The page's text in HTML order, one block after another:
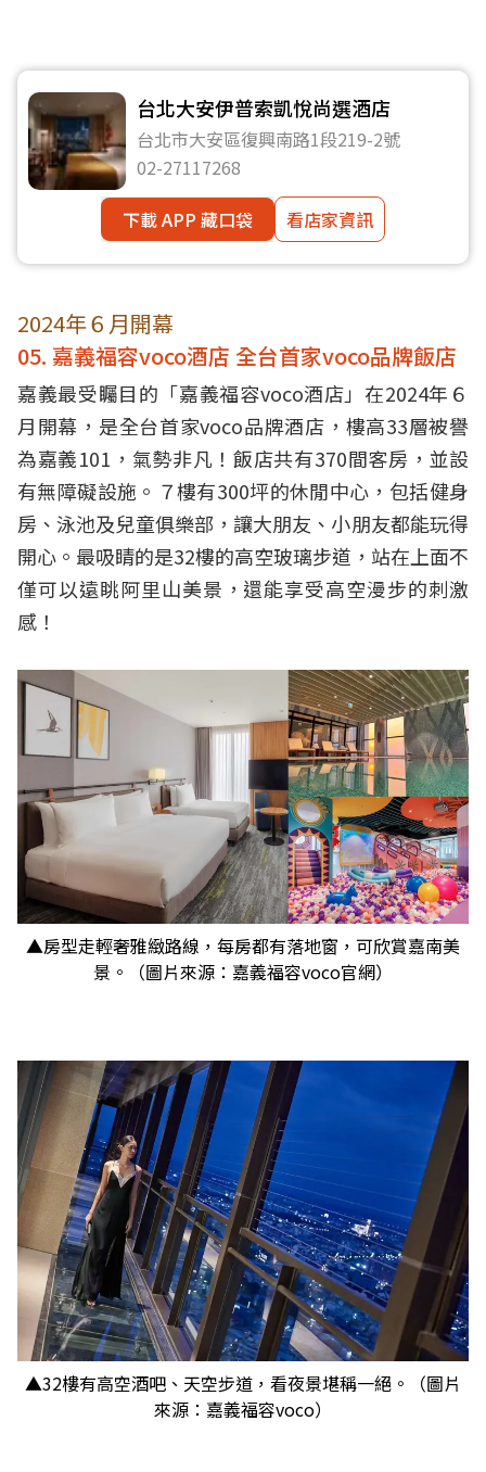
台北大安伊普索凱悅尚選酒店
台北市大安區復興南路1段219-2號
02-27117268
下載 APP 藏口袋
看店家資訊
2024年６月開幕
05. 嘉義福容voco酒店 全台首家voco品牌飯店
嘉義最受矚目的「嘉義福容voco酒店」在2024年６
月開幕，是全台首家voco品牌酒店，樓高33層被譽
為嘉義101，氣勢非凡！飯店共有370間客房，並設
有無障礙設施。７樓有300坪的休閒中心，包括健身
房、泳池及兒童俱樂部，讓大朋友、小朋友都能玩得
開心。最吸睛的是32樓的高空玻璃步道，站在上面不
僅可以遠眺阿里山美景，還能享受高空漫步的刺激
感！
▲房型走輕奢雅緻路線，每房都有落地窗，可欣賞嘉南美
景。（圖片來源：嘉義福容voco官網）
▲32樓有高空酒吧、天空步道，看夜景堪稱一絕。（圖片
來源：嘉義福容voco）